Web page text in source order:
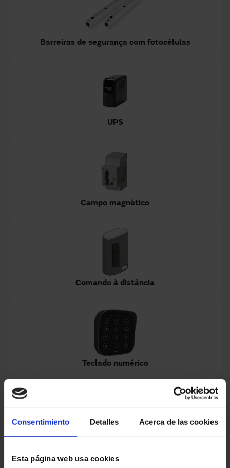
Consentimiento Detalles Acerca de las cookies
Esta página web usa cookies
Barreiras de segurança com fotocélulas
UPS
Campo magnético
Comando à distância
Teclado numérico